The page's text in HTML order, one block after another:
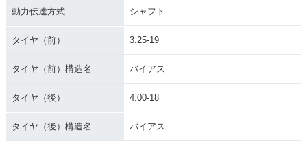
動力伝達方式 シャフト
タイヤ（前） 3.25-19
タイヤ（前）構造名 バイアス
タイヤ（後） 4.00-18
タイヤ（後）構造名 バイアス